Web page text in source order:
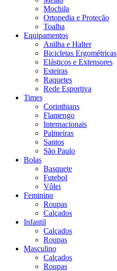
Mochila
Ortopedia e Proteção
Toalha
Equipamentos
Anilha e Halter
Bicicletas Ergométricas
Elásticos e Extensores
Esteiras
Raquetes
Rede Esportiva
Times
Corinthians
Flamengo
Internacionais
Palmeiras
Santos
São Paulo
Bolas
Basquete
Futebol
Vôlei
Feminino
Roupas
Calçados
Infantil
Calçados
Roupas
Masculino
Calçados
Roupas